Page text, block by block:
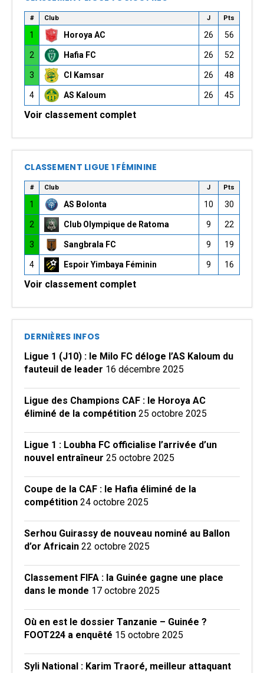
# Club J Pts
1 Horoya AC 26 56
2 Hafia FC 26 52
3 CI Kamsar 26 48
4 AS Kaloum 26 45
Voir classement complet
CLASSEMENT LIGUE 1 FÉMININE
# Club J Pts
1 AS Bolonta 10 30
2 Club Olympique de Ratoma 9 22
3 Sangbrala FC 9 19
4 Espoir Yimbaya Féminin 9 16
Voir classement complet
DERNIÈRES INFOS
Ligue 1 (J10) : le Milo FC déloge l’AS Kaloum du
fauteuil de leader 16 décembre 2025
Ligue des Champions CAF : le Horoya AC
éliminé de la compétition 25 octobre 2025
Ligue 1 : Loubha FC officialise l’arrivée d’un
nouvel entraîneur 25 octobre 2025
Coupe de la CAF : le Hafia éliminé de la
compétition 24 octobre 2025
Serhou Guirassy de nouveau nominé au Ballon
d’or Africain 22 octobre 2025
Classement FIFA : la Guinée gagne une place
dans le monde 17 octobre 2025
Où en est le dossier Tanzanie – Guinée ?
FOOT224 a enquêté 15 octobre 2025
Syli National : Karim Traoré, meilleur attaquant